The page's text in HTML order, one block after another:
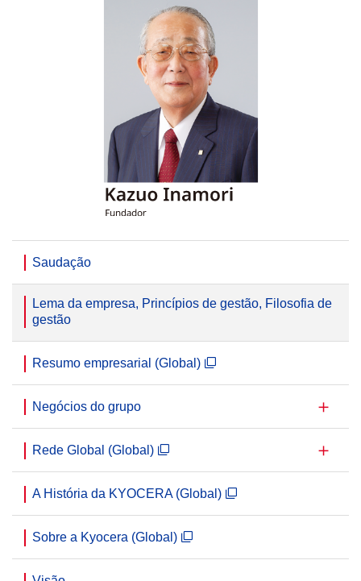
Saudação
Lema da empresa, Princípios de gestão, Filosofia de
gestão
Resumo empresarial (Global)
Negócios do grupo
Rede Global (Global)
A História da KYOCERA (Global)
Sobre a Kyocera (Global)